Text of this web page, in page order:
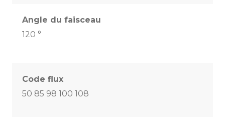
Angle du faisceau
120 °
Code flux
50 85 98 100 108